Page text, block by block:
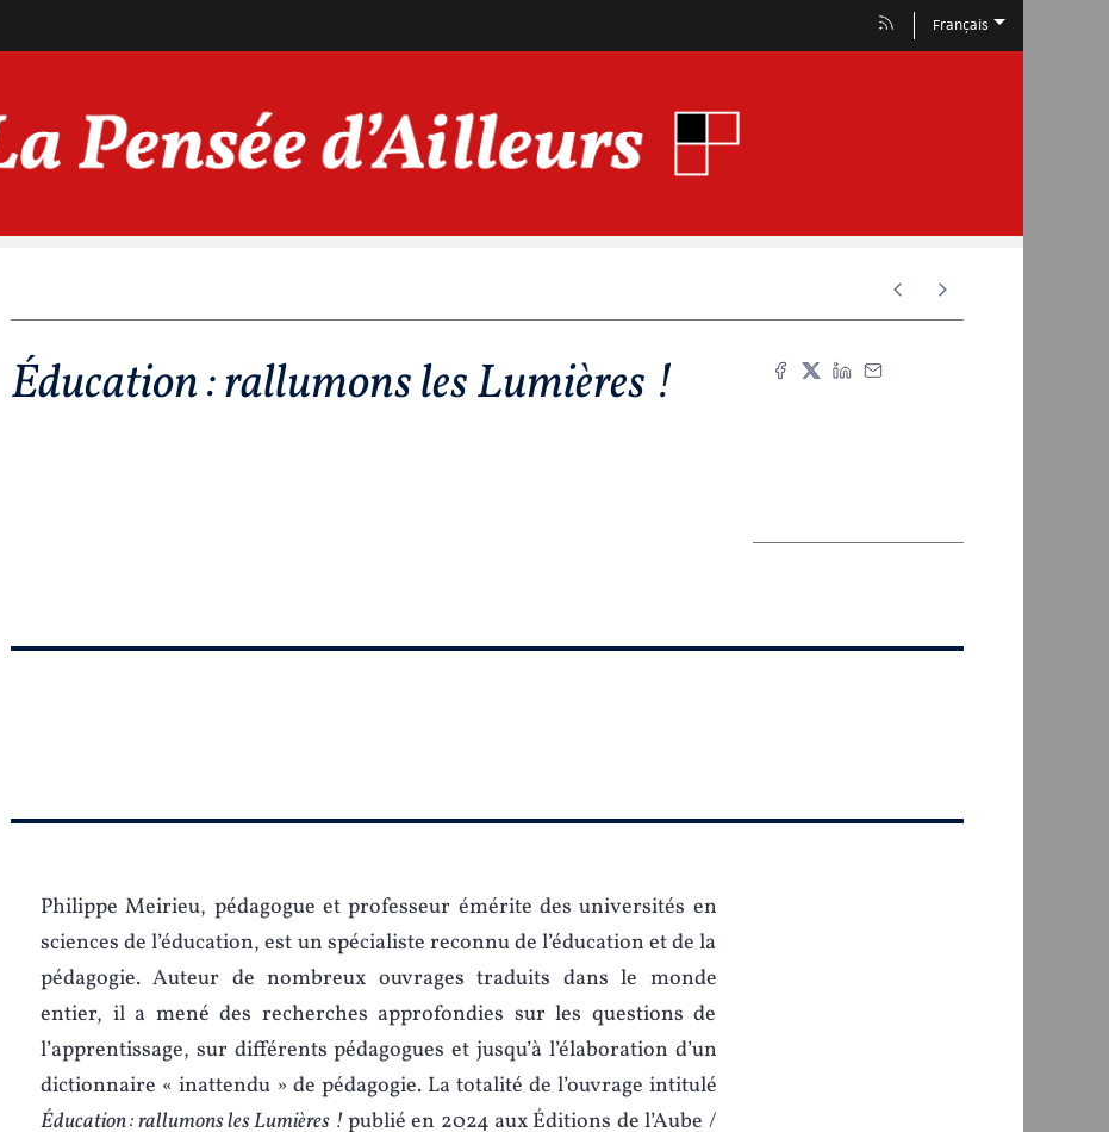
Français
Éducation : rallumons les Lumières !
Philippe Meirieu, pédagogue et professeur émérite des universités en
sciences de l’éducation, est un spécialiste reconnu de l’éducation et de la
pédagogie. Auteur de nombreux ouvrages traduits dans le monde
entier, il a mené des recherches approfondies sur les questions de
l’apprentissage, sur différents pédagogues et jusqu’à l’élaboration d’un
dictionnaire « inattendu » de pédagogie. La totalité de l’ouvrage intitulé
Éducation : rallumons les Lumières !publié en 2024 aux Éditions de l’Aube /